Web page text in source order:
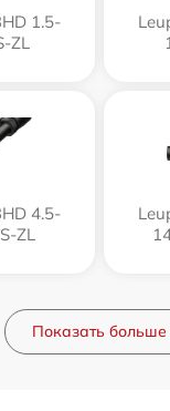
1.5-
ZL
4.5-
ZL
Показать больше